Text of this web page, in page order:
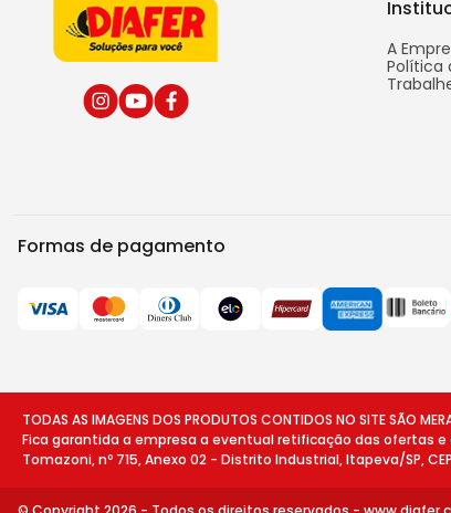
A
Política
Formas de pagamento
TODAS AS IMAGENS DOS PRODUTOS CONTIDOS NO SITE
Fica garantida a empresa a eventual retificação das ofertas e
Tomazoni, nº 715, Anexo 02 - Distrito Industrial, Itapeva/SP,